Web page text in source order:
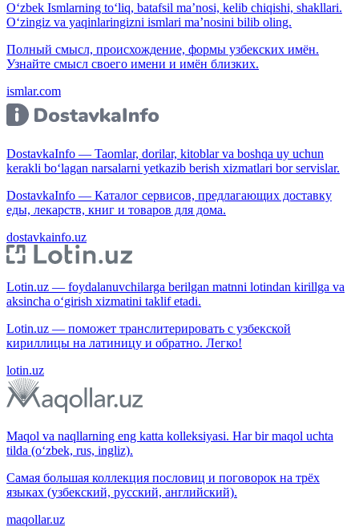
O‘zbek Ismlarning to‘liq, batafsil ma’nosi, kelib chiqishi, shakllari.
O‘zingiz va yaqinlaringizni ismlari ma’nosini bilib oling.
Полный смысл, происхождение, формы узбекских имён.
Узнайте смысл своего имени и имён близких.
ismlar.com
DostavkaInfo — Taomlar, dorilar, kitoblar va boshqa uy uchun
kerakli bo‘lagan narsalarni yetkazib berish xizmatlari bor servislar.
DostavkaInfo — Каталог сервисов, предлагающих доставку
еды, лекарств, книг и товаров для дома.
dostavkainfo.uz
Lotin.uz — foydalanuvchilarga berilgan matnni lotindan kirillga va
aksincha o‘girish xizmatini taklif etadi.
Lotin.uz — поможет транслитерировать с узбекской
кириллицы на латиницу и обратно. Легко!
lotin.uz
Maqol va naqllarning eng katta kolleksiyasi. Har bir maqol uchta
tilda (o‘zbek, rus, ingliz).
Самая большая коллекция пословиц и поговорок на трёх
языках (узбекский, русский, английский).
maqollar.uz